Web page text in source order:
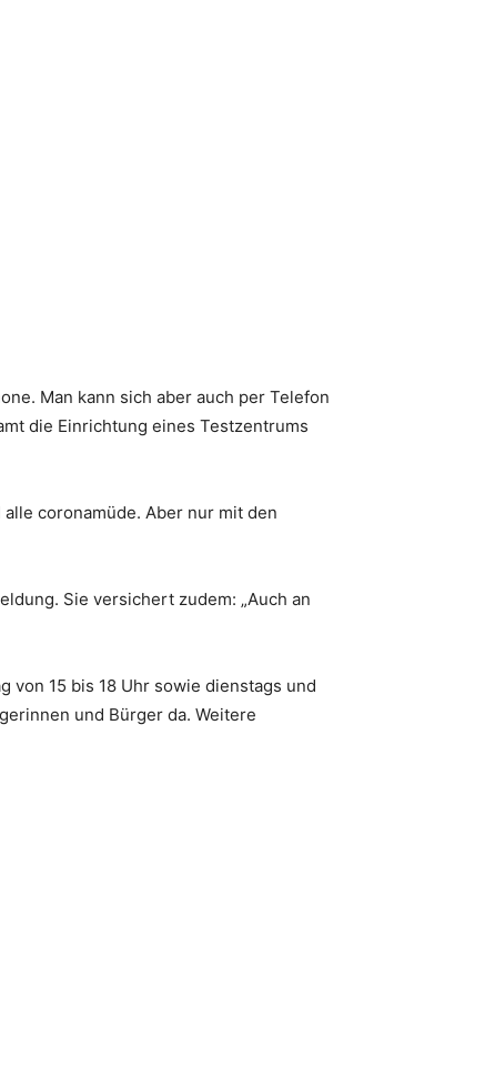
Man kann sich aber auch per Telefon
die Einrichtung eines Testzentrums
coronamüde. Aber nur mit den
Sie versichert zudem: „Auch an
von 15 bis 18 Uhr sowie dienstags und
und Bürger da. Weitere